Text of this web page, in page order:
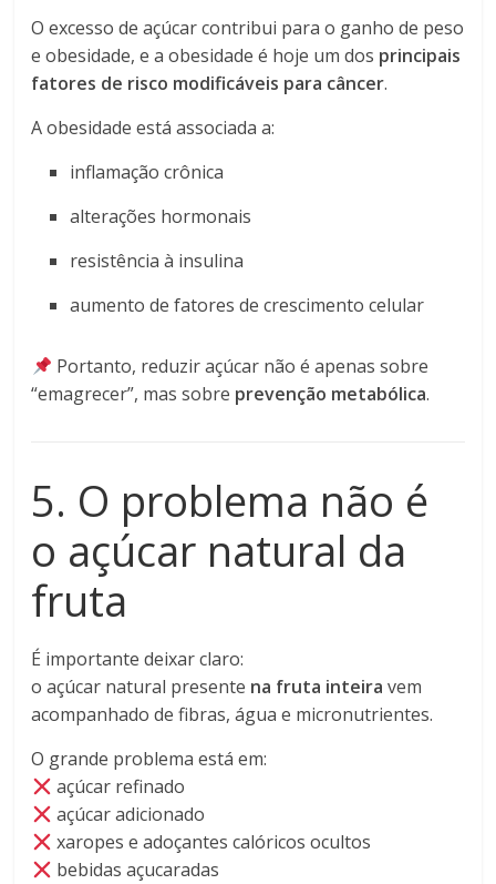
O excesso de açúcar contribui para o ganho de peso
e obesidade, e a obesidade é hoje um dos principais
fatores de risco modificáveis para câncer.
A obesidade está associada a:
inflamação crônica
alterações hormonais
resistência à insulina
aumento de fatores de crescimento celular
Portanto, reduzir açúcar não é apenas sobre
“emagrecer”, mas sobre prevenção metabólica.
5. O problema não é
o açúcar natural da
fruta
É importante deixar claro:
o açúcar natural presente na fruta inteira vem
acompanhado de fibras, água e micronutrientes.
O grande problema está em:
açúcar refinado
açúcar adicionado
xaropes e adoçantes calóricos ocultos
bebidas açucaradas